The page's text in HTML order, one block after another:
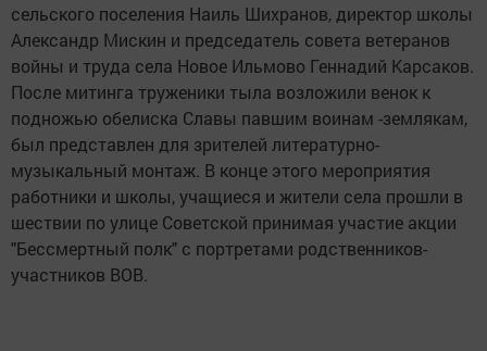
сельского поселения Наиль Шихранов, директор школы
Александр Мискин и председатель совета ветеранов
войны и труда села Новое Ильмово Геннадий Карсаков.
После митинга труженики тыла возложили венок к
подножью обелиска Славы павшим воинам -землякам,
был представлен для зрителей литературно-
музыкальный монтаж. В конце этого мероприятия
работники и школы, учащиеся и жители села прошли в
шествии по улице Советской принимая участие акции
"Бессмертный полк" с портретами родственников-
участников ВОВ.